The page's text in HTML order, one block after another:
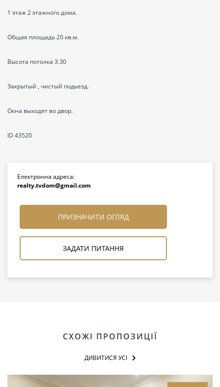
1 этаж 2 этажного дома.
Общая площадь 20 кв.м.
Высота потолка 3.30
Закрытый , чистый подьезд.
Окна выходят во двор.
ID 43520
Електронна адреса:
realty.tvdom@gmail.com
ПРИЗНАЧИТИ ОГЛЯД
ЗАДАТИ ПИТАННЯ
СХОЖІ ПРОПОЗИЦІЇ
ДИВИТИСЯ УСІ